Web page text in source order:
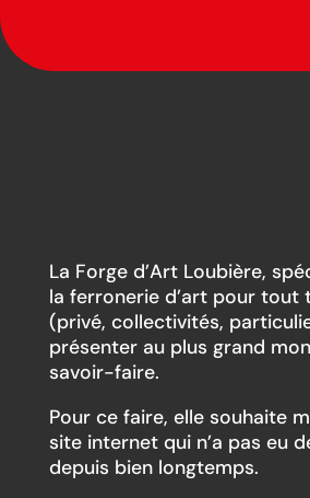
La Forge d’Art Loubière,
la ferronerie d’art pour tout
(privé, collectivités,
présenter au plus grand
savoir-faire.
Pour ce faire, elle souhaite
site internet qui n’a pas eu
depuis bien longtemps.